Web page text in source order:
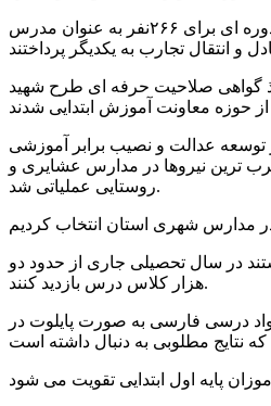
وی بیان کرد: در راستای ارتقای صلاحیت حرفه ای معلمان دوره ابتدایی در شاخص استانی، به جای برپایی کارگاه ها و دوره های سنتی برای مجموع همکاران، با برگزاری دوره ای برای ۲۶۶نفر به عنوان مدرس
آموزگاران، تا کنون دو هزار و ۹۳۳ همکار دوره ابتدایی موفق به اخذ گواهی صلاحیت حرفه ای طرح شهید
توسعه عدالت و نصیب برابر آموزشی
وساماندهی متخصص ترین و مجرب ترین نیروها در مدارس عشایری و
روستایی عملیاتی شد.
در سال تحصیلی جاری از حدود دو
هزار کلاس درس بازدید کنند.
درسی فارسی به صورت پایلوت در